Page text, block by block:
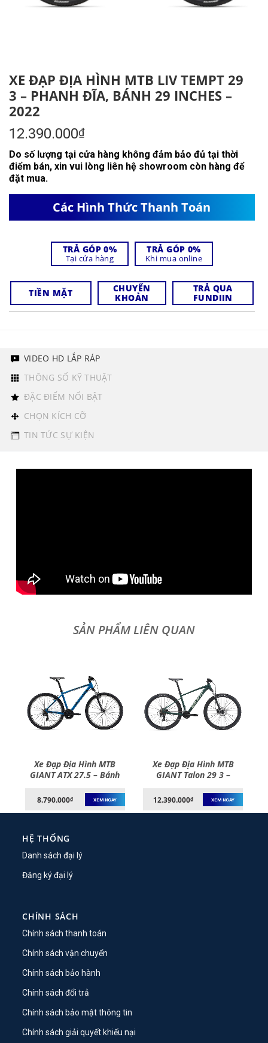
XE ĐẠP ĐỊA HÌNH MTB LIV TEMPT 29
3 – PHANH ĐĨA, BÁNH 29 INCHES –
2022
12.390.000₫
Do số lượng tại cửa hàng không đảm bảo đủ tại thời
điểm bán, xin vui lòng liên hệ showroom còn hàng để
đặt mua.
Các Hình Thức Thanh Toán
TRẢ GÓP 0%
Tại cửa hàng
TRẢ GÓP 0%
Khi mua online
TIỀN MẶT
CHUYỂN
KHOẢN
TRẢ QUA
FUNDIIN
VIDEO HD LẮP RÁP
THÔNG SỐ KỸ THUẬT
ĐẶC ĐIỂM NỔI BẬT
CHỌN KÍCH CỠ
TIN TỨC SỰ KIỆN
Xe Đạp Địa Hình MTB
GIANT ATX 27.5 – Bánh
8.790.000₫ XEM NGAY
Xe Đạp Địa Hình MTB
GIANT Talon 29 3 –
Inches – 2021
12.390.000₫ XEM NGAY
HỆ THỐNG
Danh sách đại lý
Đăng ký đại lý
CHÍNH SÁCH
Chính sách thanh toán
Chính sách vận chuyển
Chính sách bảo hành
Chính sách đổi trả
Chính sách bảo mật thông tin
Chính sách giải quyết khiếu nại